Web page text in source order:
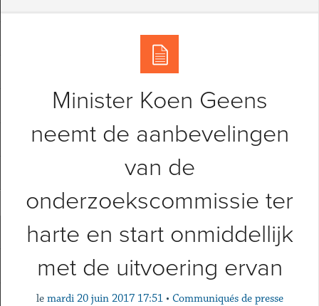
Minister Koen Geens
neemt de aanbevelingen
van de
onderzoekscommissie ter
harte en start onmiddellijk
met de uitvoering ervan
le mardi 20 juin 2017 17:51 • Communiqués de presse